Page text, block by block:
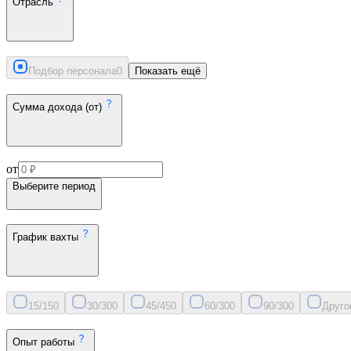
Подбор персонала0 Показать ещё
Сумма дохода (от)
от
Выберите период
График вахты
15/150 30/300 45/450 60/300 90/300
Опыт работы